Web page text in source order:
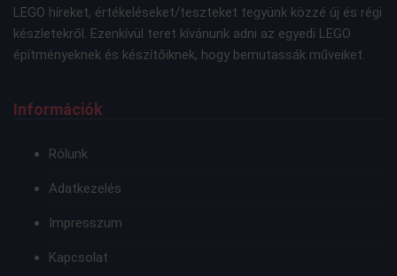
LEGO híreket, értékeléseket/teszteket tegyünk közzé új és régi
készletekről. Ezenkívül teret kívánunk adni az egyedi LEGO
építményeknek és készítőiknek, hogy bemutassák műveiket.
Információk
Rólunk
Adatkezelés
Impresszum
Kapcsolat